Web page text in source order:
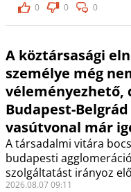
0
0 0
A köztársasági
személye még
véleményezhető,
Budapest-Belgrád
vasútvonal már
A társadalmi vitára
budapesti
szolgáltatást irányoz
2026.08.07 09:11